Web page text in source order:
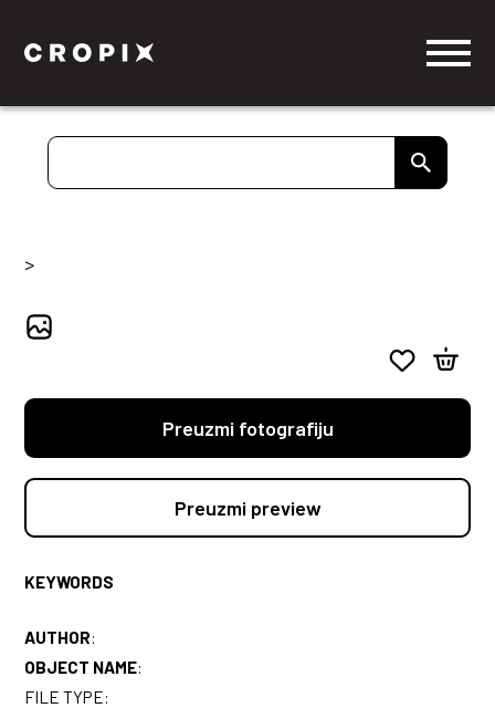
>
Preuzmi fotografiju
Preuzmi preview
KEYWORDS
AUTHOR:
OBJECT NAME:
FILE TYPE: